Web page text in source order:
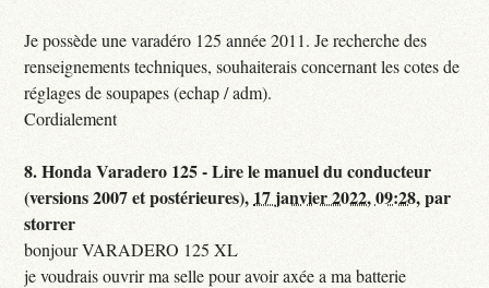
Je possède une varadéro 125 année 2011. Je recherche des
renseignements techniques, souhaiterais concernant les cotes de
réglages de soupapes (echap / adm).
Cordialement
8.Honda Varadero 125 - Lire le manuel du conducteur
(versions 2007 et postérieures), 17 janvier 2022, 09:28,par
storrer
bonjour VARADERO 125 XL
je voudrais ouvrir ma selle pour avoir axée a ma batterie